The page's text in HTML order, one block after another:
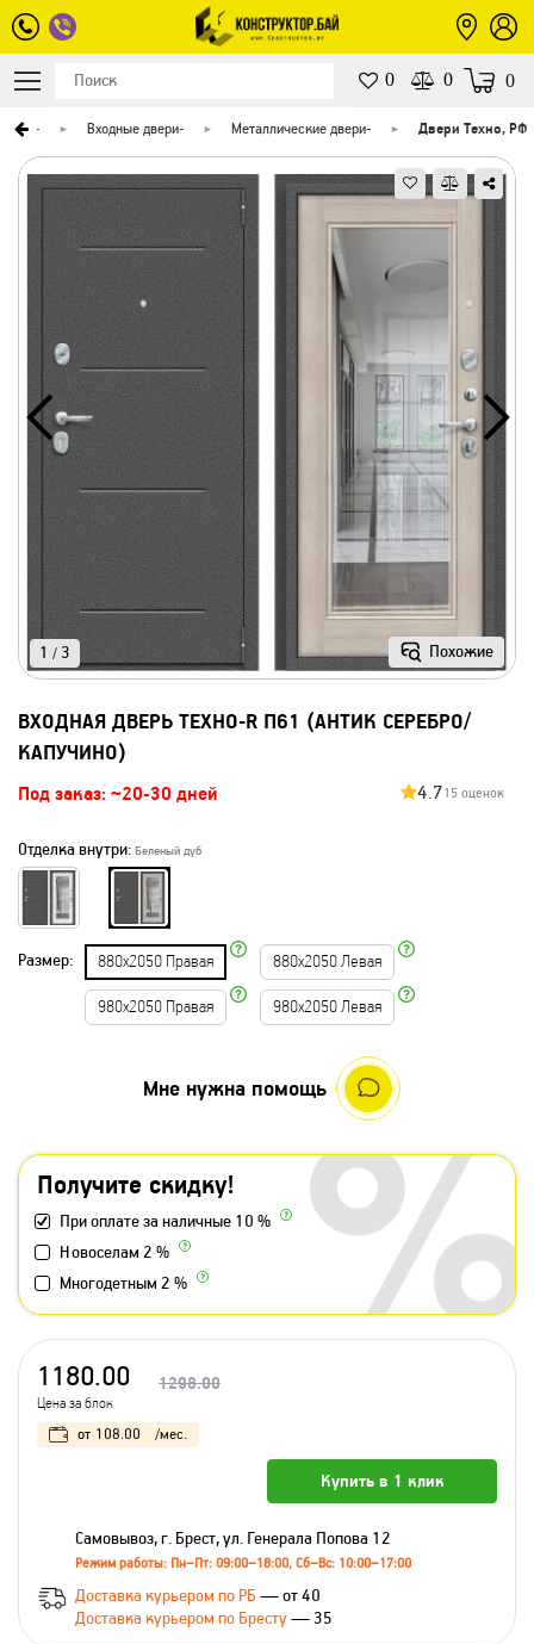
0 0 0
- Входные двери- Металлические двери- Двери Техно, РФ
Похожие
1 / 3
ВХОДНАЯ ДВЕРЬ ТЕХНО-R П61 (АНТИК СЕРЕБРО/
КАПУЧИНО)
Под заказ: ~20-30 дней 4.715 оценок
Отделка внутри: Беленый дуб
Размер: 880х2050 Правая 880х2050 Левая
980х2050 Правая 980х2050 Левая
Получите скидку!
При оплате за наличные 10 %
Новоселам 2 %
Многодетным 2 %
Мне нужна помощь
1180.00 1298.00
Цена за блок
от 108.00 /мес.
Купить в 1 клик
Самовывоз, г. Брест, ул. Генерала Попова 12
Режим работы: Пн–Пт: 09:00–18:00, Сб–Вс: 10:00–17:00
Доставка курьером по РБ — от 40
Доставка курьером по Бресту— 35